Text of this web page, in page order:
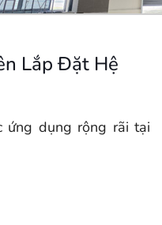
Lắp Đặt Hệ
ứng dụng rộng rãi tại